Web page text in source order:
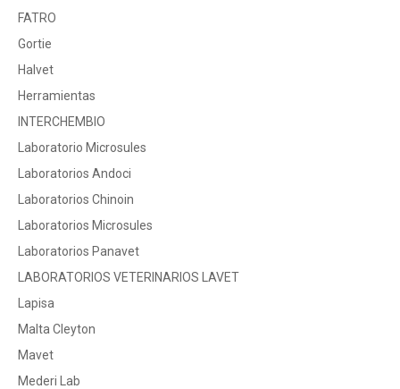
FATRO
Gortie
Halvet
Herramientas
INTERCHEMBIO
Laboratorio Microsules
Laboratorios Andoci
Laboratorios Chinoin
Laboratorios Microsules
Laboratorios Panavet
LABORATORIOS VETERINARIOS LAVET
Lapisa
Malta Cleyton
Mavet
Mederi Lab